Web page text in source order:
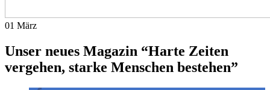
01 März
Unser neues Magazin “Harte Zeiten
vergehen, starke Menschen bestehen”